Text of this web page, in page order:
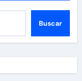
Buscar